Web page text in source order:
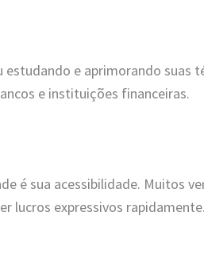
estudando e aprimorando suas
e instituições financeiras.
é sua acessibilidade. Muitos
lucros expressivos